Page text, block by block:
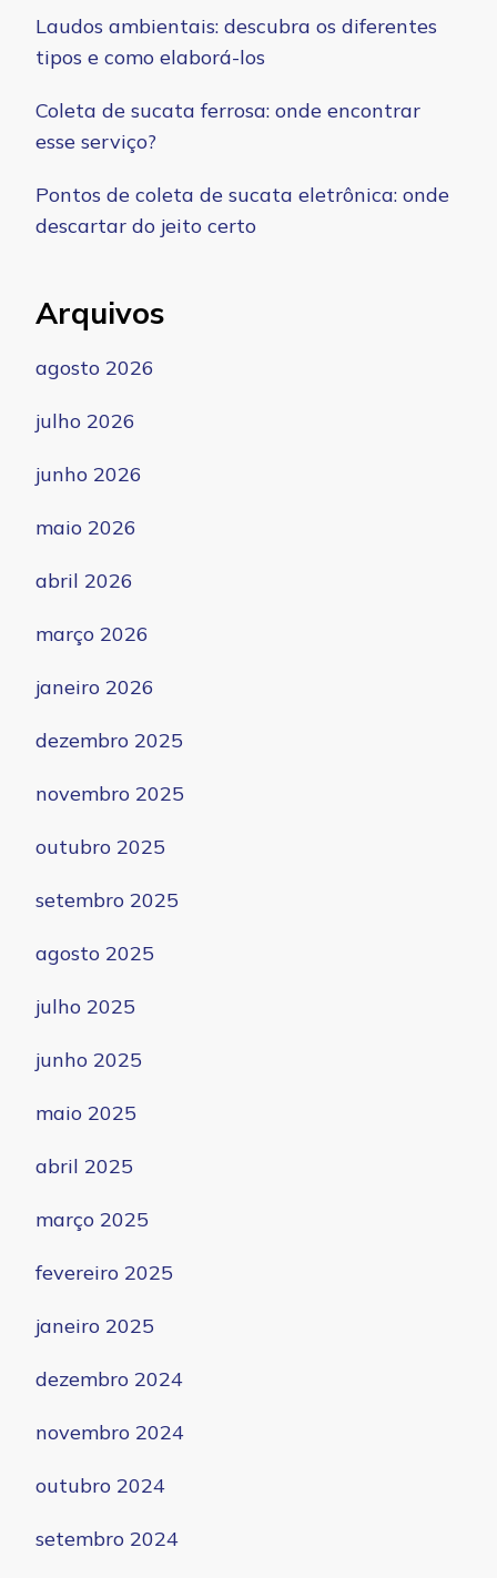
Laudos ambientais: descubra os diferentes
tipos e como elaborá-los
Coleta de sucata ferrosa: onde encontrar
esse serviço?
Pontos de coleta de sucata eletrônica: onde
descartar do jeito certo
Arquivos
agosto 2026
julho 2026
junho 2026
maio 2026
abril 2026
março 2026
janeiro 2026
dezembro 2025
novembro 2025
outubro 2025
setembro 2025
agosto 2025
julho 2025
junho 2025
maio 2025
abril 2025
março 2025
fevereiro 2025
janeiro 2025
dezembro 2024
novembro 2024
outubro 2024
setembro 2024